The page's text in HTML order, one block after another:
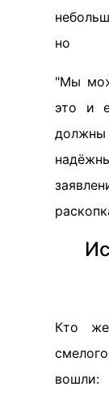
но
"Мы
это и
Кто же
вошли: